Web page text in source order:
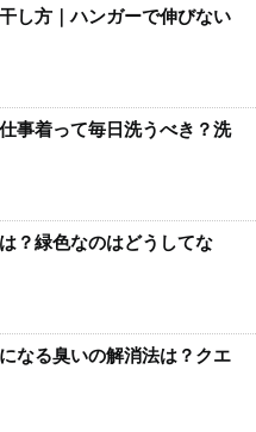
し方｜ハンガーで伸びない
事着って毎日洗うべき？洗
？緑色なのはどうしてな
なる臭いの解消法は？クエ